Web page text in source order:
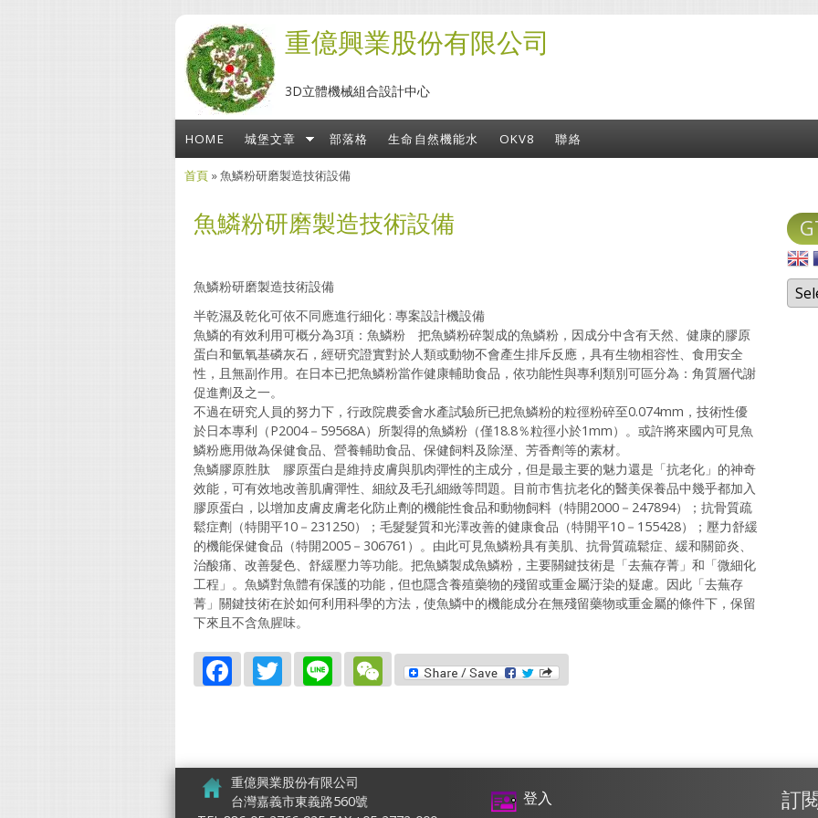
重億興業股份有限公司
3D立體機械組合設計中心
HOME 城堡文章 部落格 生命自然機能水 OKV8 聯絡
首頁 » 魚鱗粉研磨製造技術設備
魚鱗粉研磨製造技術設備
魚鱗粉研磨製造技術設備
半乾濕及乾化可依不同應進行細化 : 專案設計機設備
魚鱗的有效利用可概分為3項：魚鱗粉 把魚鱗粉碎製成的魚鱗粉，因成分中含有天然、健康的膠原
蛋白和氫氧基磷灰石，經研究證實對於人類或動物不會產生排斥反應，具有生物相容性、食用安全
性，且無副作用。在日本已把魚鱗粉當作健康輔助食品，依功能性與專利類別可區分為：角質層代謝
促進劑及之一。
不過在研究人員的努力下，行政院農委會水產試驗所已把魚鱗粉的粒徑粉碎至0.074mm，技術性優
於日本專利（P2004－59568A）所製得的魚鱗粉（僅18.8％粒徑小於1mm）。或許將來國內可見魚
鱗粉應用做為保健食品、營養輔助食品、保健飼料及除溼、芳香劑等的素材。
魚鱗膠原胜肽 膠原蛋白是維持皮膚與肌肉彈性的主成分，但是最主要的魅力還是「抗老化」的神奇
效能，可有效地改善肌膚彈性、細紋及毛孔細緻等問題。目前市售抗老化的醫美保養品中幾乎都加入
膠原蛋白，以增加皮膚皮膚老化防止劑的機能性食品和動物飼料（特開2000－247894）；抗骨質疏
鬆症劑（特開平10－231250）；毛髮髮質和光澤改善的健康食品（特開平10－155428）；壓力舒緩
的機能保健食品（特開2005－306761）。由此可見魚鱗粉具有美肌、抗骨質疏鬆症、緩和關節炎、
治酸痛、改善髮色、舒緩壓力等功能。把魚鱗製成魚鱗粉，主要關鍵技術是「去蕪存菁」和「微細化
工程」。魚鱗對魚體有保護的功能，但也隱含養殖藥物的殘留或重金屬汙染的疑慮。因此「去蕪存
菁」關鍵技術在於如何利用科學的方法，使魚鱗中的機能成分在無殘留藥物或重金屬的條件下，保留
下來且不含魚腥味。
Facebook
Twitter
Line WeChat
重億興業股份有限公司
台灣嘉義市東義路560號
登入 訂